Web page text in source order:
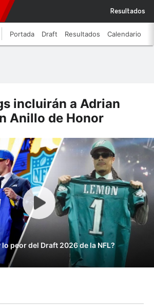
Resultados
Portada Draft Resultados Calendario
incluirán a Adrian
Anillo de Honor
peor del Draft 2026 de la NFL?